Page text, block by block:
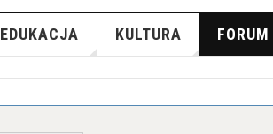
EDUKACJA KULTURA FORUM